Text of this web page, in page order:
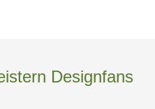
Designfans